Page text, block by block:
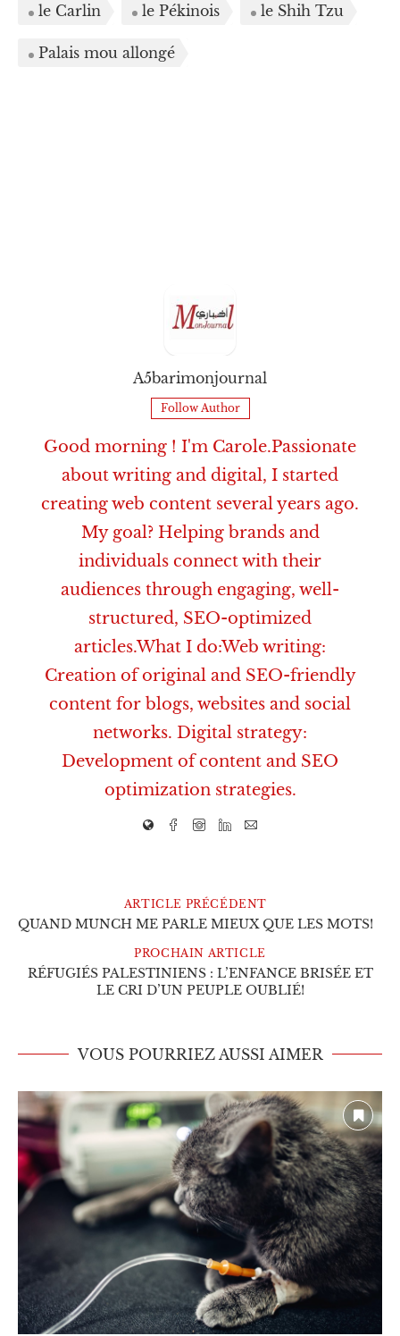
le Carlin le Pékinois le Shih Tzu
Palais mou allongé
A5barimonjournal
Follow Author
Good morning ! I'm Carole.Passionate
about writing and digital, I started
creating web content several years ago.
My goal? Helping brands and
individuals connect with their
audiences through engaging, well-
structured, SEO-optimized
articles.What I do:Web writing:
Creation of original and SEO-friendly
content for blogs, websites and social
networks. Digital strategy:
Development of content and SEO
optimization strategies.
ARTICLE PRÉCÉDENT
QUAND MUNCH ME PARLE MIEUX QUE LES MOTS!
PROCHAIN ARTICLE
RÉFUGIÉS PALESTINIENS : L’ENFANCE BRISÉE ET
LE CRI D’UN PEUPLE OUBLIÉ!
VOUS POURRIEZ AUSSI AIMER